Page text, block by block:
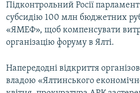
Підконтрольний Росії
субсидію 100 млн бюджетних
«ЯМЕФ», щоб компенсувати
організацію форуму в Ялті.
Напередодні відкриття
владою «Ялтинського